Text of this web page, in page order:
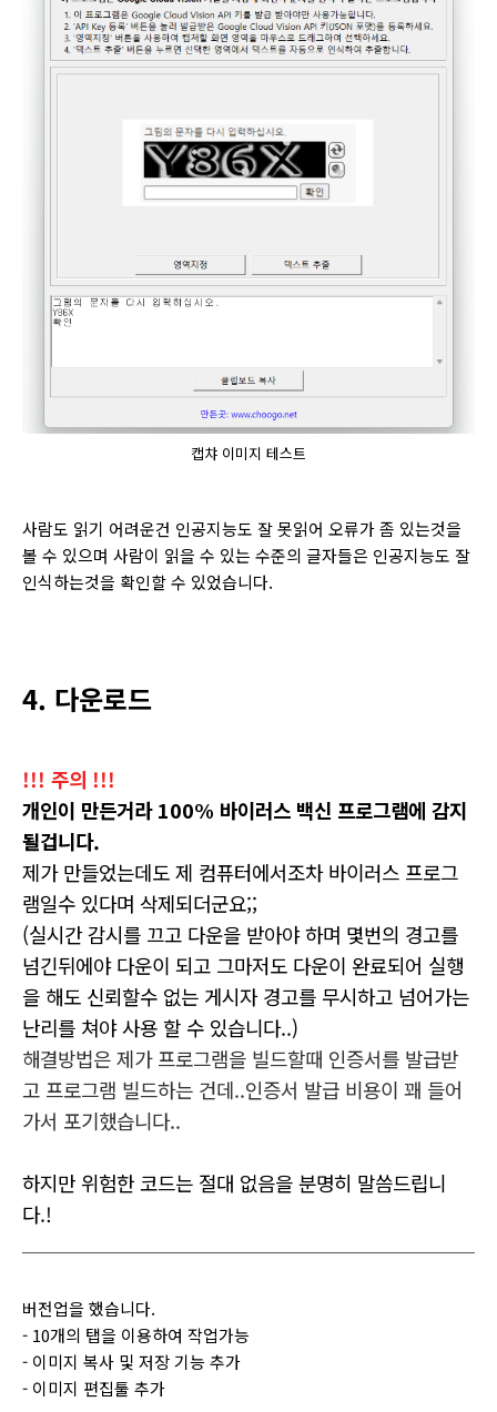
캡챠 이미지 테스트
사람도 읽기 어려운건 인공지능도 잘 못읽어 오류가 좀 있는것을
볼 수 있으며 사람이 읽을 수 있는 수준의 글자들은 인공지능도 잘
인식하는것을 확인할 수 있었습니다.
4. 다운로드
!!! 주의 !!!
개인이 만든거라 100% 바이러스 백신 프로그램에 감지
될겁니다.
제가 만들었는데도 제 컴퓨터에서조차 바이러스 프로그
램일수 있다며 삭제되더군요;;
(실시간 감시를 끄고 다운을 받아야 하며 몇번의 경고를
넘긴뒤에야 다운이 되고 그마저도 다운이 완료되어 실행
을 해도 신뢰할수 없는 게시자 경고를 무시하고 넘어가는
난리를 쳐야 사용 할 수 있습니다..)
해결방법은 제가 프로그램을 빌드할때 인증서를 발급받
고 프로그램 빌드하는 건데..인증서 발급 비용이 꽤 들어
가서 포기했습니다..
하지만 위험한 코드는 절대 없음을 분명히 말씀드립니
다.!
버전업을 했습니다.
- 10개의 탭을 이용하여 작업가능
- 이미지 복사 및 저장 기능 추가
- 이미지 편집툴 추가